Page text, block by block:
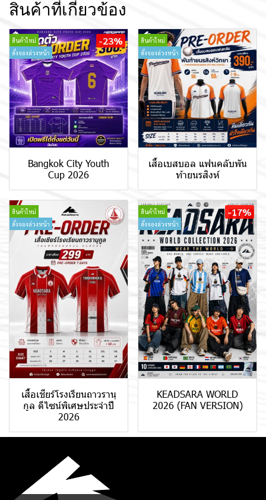
สินค้าที่เกี่ยวข้อง
สินค้าใหม่
สั่งจองล่วงหน้า
-23%
Bangkok City Youth
Cup 2026
สินค้าใหม่
สั่งจองล่วงหน้า
เสื้อเบสบอล แฟนคลับพัน
ท้ายนรสิงห์
สินค้าใหม่
สั่งจองล่วงหน้า
เสื้อเชียร์โรงเรียนถาวรานุ
กูล ดีไซน์พิเศษประจำปี
2026
สินค้าใหม่
สั่งจองล่วงหน้า
-17%
KEADSARA WORLD
2026 (FAN VERSION)